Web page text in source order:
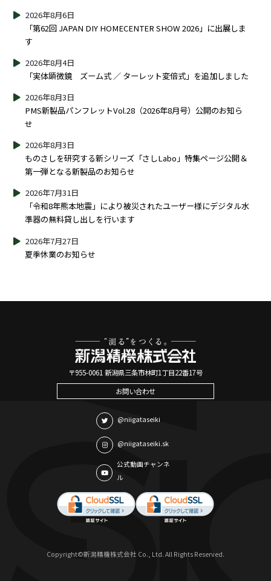
「第62回 JAPAN DIY HOMECENTER SHOW 2026」に出展しま
す
2026年8月6日
「実体顕微鏡 ズーム式 ／ ターレット変倍式」を追加しました
2026年8月4日
PMS新製品パンフレットVol.28（2026年8月号）公開のお知ら
せ
2026年8月3日
ものさしを研究する新シリーズ「さしLabo」特集ページ公開＆
第一弾となる新製品のお知らせ
2026年8月3日
「令和8年熊本地震」により被災されたユーザー様にデジタル水
準器の無料貸し出しを行います
2026年7月31日
夏季休業のお知らせ
2026年7月27日
〒955-0061 新潟県三条市林町1丁目22番17号
お問い合わせ
@niigataseiki
@niigataseiki.sk
公式動画チャンネ
ル
Copyright©新潟精機株式会社 Co., Ltd. All Rights Reserved.